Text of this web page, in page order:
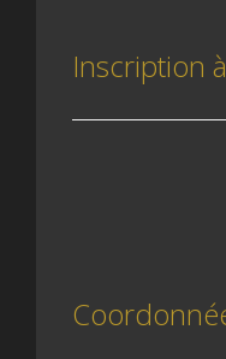
Inscription